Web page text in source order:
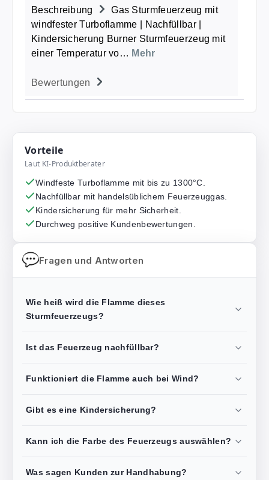
Beschreibung
Gas Sturmfeuerzeug mit
windfester Turboflamme | Nachfüllbar |
Kindersicherung Burner Sturmfeuerzeug mit
einer Temperatur vo… Mehr
Bewertungen
Vorteile
Laut KI-Produktberater
Windfeste Turboflamme mit bis zu 1300°C.
Nachfüllbar mit handelsüblichem Feuerzeuggas.
Kindersicherung für mehr Sicherheit.
Durchweg positive Kundenbewertungen.
Fragen und Antworten
Wie heiß wird die Flamme dieses
Sturmfeuerzeugs?
Ist das Feuerzeug nachfüllbar?
Funktioniert die Flamme auch bei Wind?
Gibt es eine Kindersicherung?
Kann ich die Farbe des Feuerzeugs auswählen?
Was sagen Kunden zur Handhabung?